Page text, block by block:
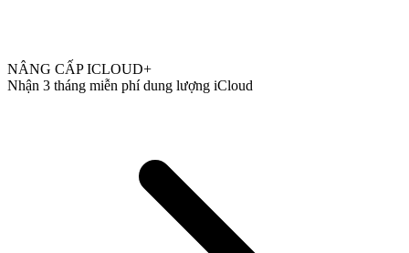
NÂNG CẤP ICLOUD+
Nhận 3 tháng miễn phí dung lượng iCloud